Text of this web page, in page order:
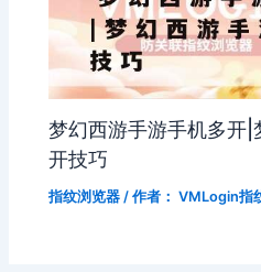
梦幻西游手游手机多开|
开技巧
指纹浏览器 / 作者： VMLogin指